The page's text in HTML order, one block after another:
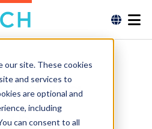
our site. These cookies
and services to
are optional and
including
can consent to all
figura